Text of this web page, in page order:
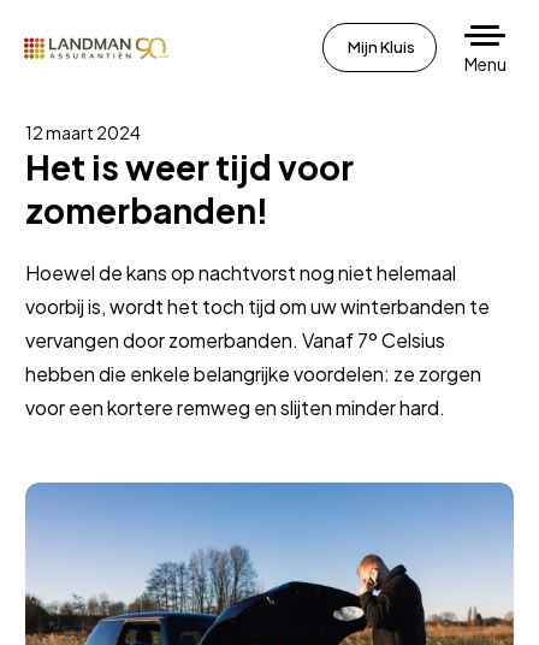
Mijn Kluis
Menu
12 maart 2024
Het is weer tijd voor
zomerbanden!
Hoewel de kans op nachtvorst nog niet helemaal
voorbij is, wordt het toch tijd om uw winterbanden te
vervangen door zomerbanden. Vanaf 7º Celsius
hebben die enkele belangrijke voordelen: ze zorgen
voor een kortere remweg en slijten minder hard.